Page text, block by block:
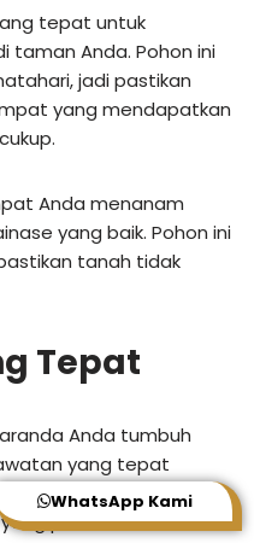
tepat untuk
taman Anda. Pohon ini
jadi pastikan
yang mendapatkan
Anda menanam
yang baik. Pohon ini
tanah tidak
Tepat
Anda tumbuh
yang tepat
beberapa tips
perlu Anda ketahui:
WhatsApp Kami